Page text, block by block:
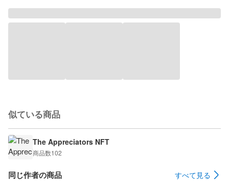
似ている商品
The Appreciators NFT
商品数102
同じ作者の商品 すべて見る